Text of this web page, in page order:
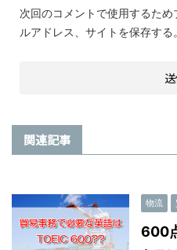
次回のコメントで使用するた
ルアドレス、サイトを保存する。
関連記事
物流
600